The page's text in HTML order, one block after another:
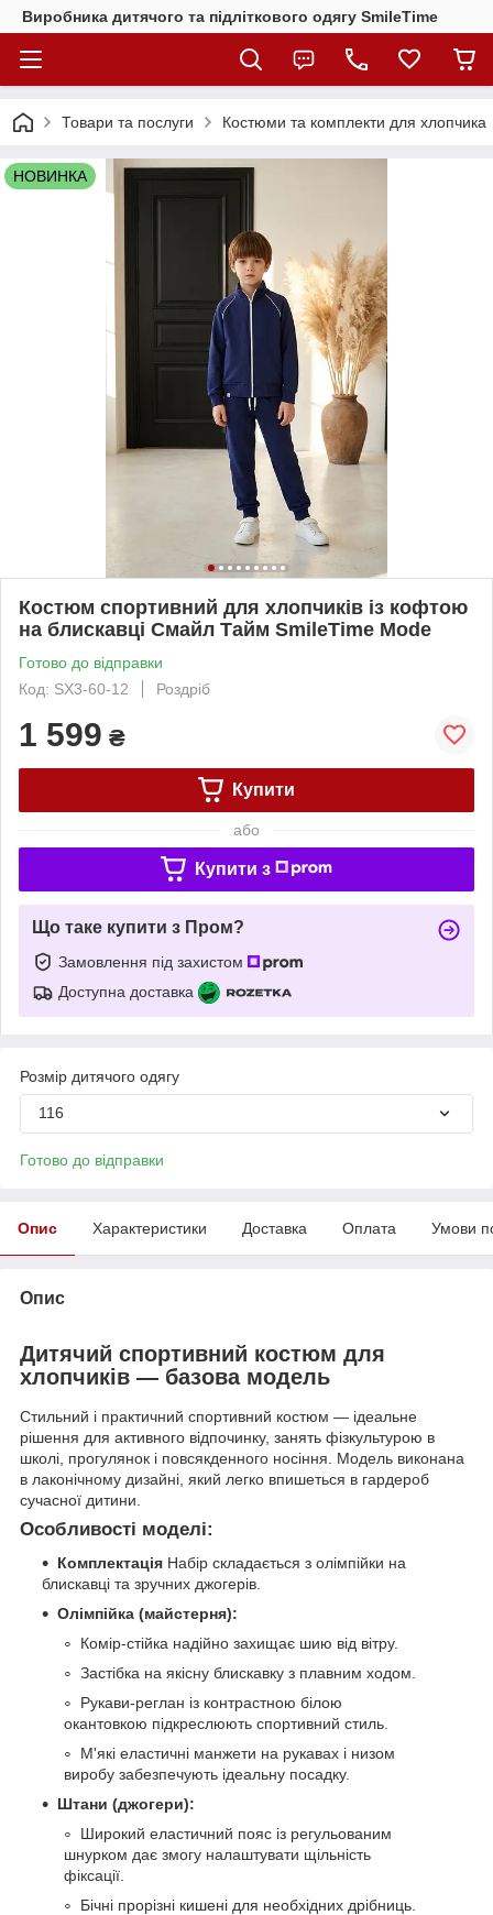
Виробника дитячого та підліткового одягу SmileTime
Товари та послуги Костюми та комплекти для хлопчика
НОВИНКА
Костюм спортивний для хлопчиків із кофтою
на блискавці Смайл Тайм SmileTime Mode
Готово до відправки
Код: SX3-60-12
Роздріб
1 599 ₴
Купити
або
Купити з
Що таке купити з Пром?
Замовлення під захистом
Доступна доставка
Розмір дитячого одягу
116
Готово до відправки
Опис Характеристики Доставка Оплата Умови
Опис
Дитячий спортивний костюм для
хлопчиків — базова модель
Стильний і практичний спортивний костюм — ідеальне
рішення для активного відпочинку, занять фізкультурою в
школі, прогулянок і повсякденного носіння. Модель виконана
в лаконічному дизайні, який легко впишеться в гардероб
сучасної дитини.
Особливості моделі:
Комплектація Набір складається з олімпійки на
блискавці та зручних джогерів.
Олімпійка (майстерня):
Комір-стійка надійно захищає шию від вітру.
Застібка на якісну блискавку з плавним ходом.
Рукави-реглан із контрастною білою
окантовкою підкреслюють спортивний стиль.
М'які еластичні манжети на рукавах і низом
виробу забезпечують ідеальну посадку.
Штани (джогери):
Широкий еластичний пояс із регульованим
шнурком дає змогу налаштувати щільність
фіксації.
Бічні прорізні кишені для необхідних дрібниць.